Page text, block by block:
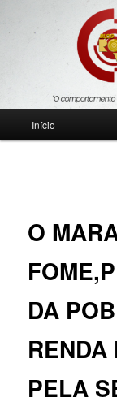
Blog
Jornalismo sério
Início
O
DA
RENDA
PELA